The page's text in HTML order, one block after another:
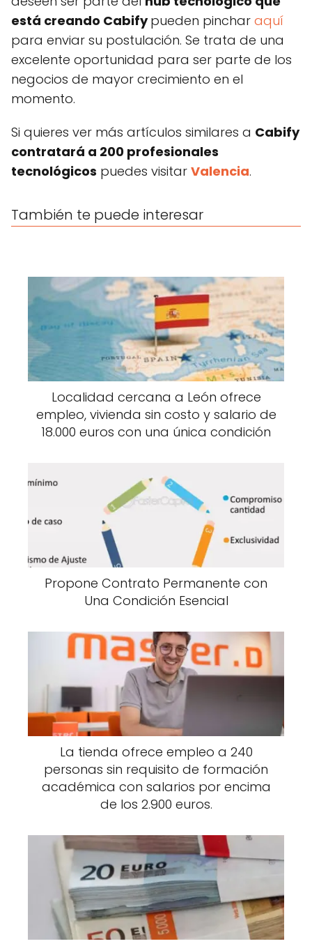
está creando Cabifypueden pinchar aquí
para enviar su postulación. Se trata de una
excelente oportunidad para ser parte de los
negocios de mayor crecimiento en el
momento.
Si quieres ver más artículos similares a Cabify
contratará a 200 profesionales
tecnológicos puedes visitar Valencia.
También te puede interesar
Localidad cercana a León ofrece
empleo, vivienda sin costo y salario de
18.000 euros con una única condición
Propone Contrato Permanente con
Una Condición Esencial
La tienda ofrece empleo a 240
personas sin requisito de formación
académica con salarios por encima
de los 2.900 euros.